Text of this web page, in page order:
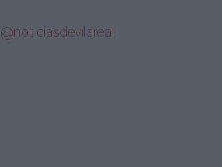
@noticiasdevilareal